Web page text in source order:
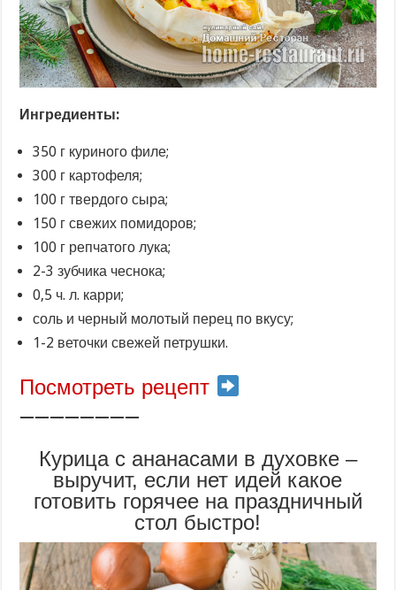
Ингредиенты:
350 г куриного филе;
300 г картофеля;
100 г твердого сыра;
150 г свежих помидоров;
100 г репчатого лука;
2-3 зубчика чеснока;
0,5 ч. л. карри;
соль и черный молотый перец по вкусу;
1-2 веточки свежей петрушки.
Посмотреть рецепт
————————
Курица с ананасами в духовке –
выручит, если нет идей какое
готовить горячее на праздничный
стол быстро!